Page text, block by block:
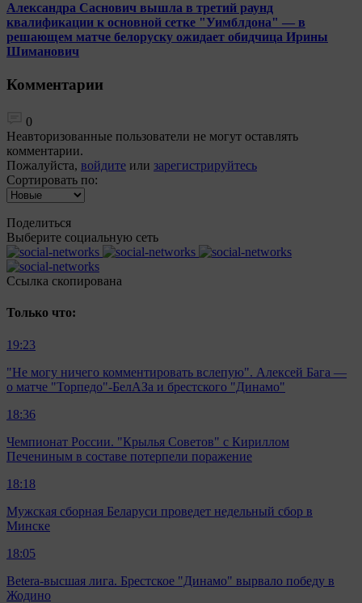
Александра Саснович вышла в третий раунд
квалификации к основной сетке "Уимблдона" — в
решающем матче белоруску ожидает обидчица Ирины
Шиманович
Комментарии
0
Неавторизованные пользователи не могут оставлять
комментарии.
Пожалуйста, войдите или зарегистрируйтесь
Сортировать по:
Поделиться
Выберите социальную сеть
Ccылка скопирована
Только что:
19:23
"Не могу ничего комментировать вслепую". Алексей Бага —
о матче "Торпедо"-БелАЗа и брестского "Динамо"
18:36
Чемпионат России. "Крылья Советов" с Кириллом
Печениным в составе потерпели поражение
18:18
Мужская сборная Беларуси проведет недельный сбор в
Минске
18:05
Betera-высшая лига. Брестское "Динамо" вырвало победу в
Жодино